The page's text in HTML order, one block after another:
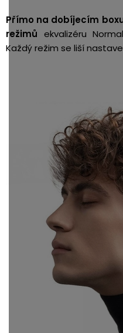
Přímo na dobíjecím
režimů ekvalizéru
Každý režim se liší